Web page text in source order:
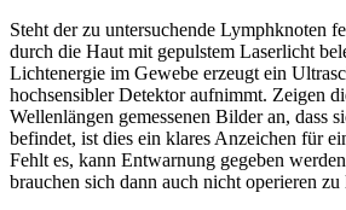
Steht der zu untersuchende Lymphknoten
durch die Haut mit gepulstem Laserlicht
Lichtenergie im Gewebe erzeugt ein
hochsensibler Detektor aufnimmt. Zeigen
Wellenlängen gemessenen Bilder an, dass
befindet, ist dies ein klares Anzeichen für
Fehlt es, kann Entwarnung gegeben
brauchen sich dann auch nicht operieren zu